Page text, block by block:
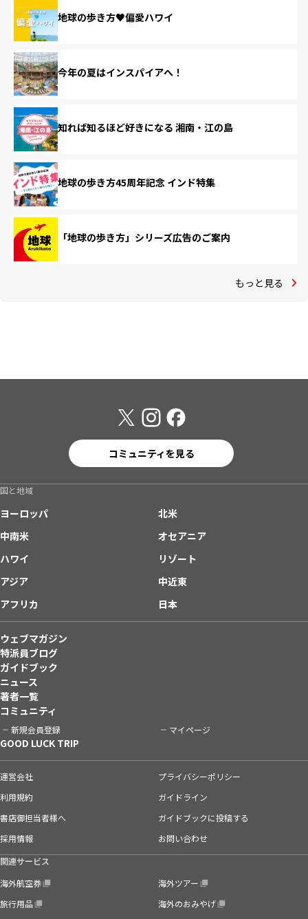
地球の歩き方♥偏愛ハワイ
今年の夏はインスパイアへ！
知れば知るほど好きになる 湘南・江の島
地球の歩き方45周年記念 インド特集
「地球の歩き方」シリーズ広告のご案内
もっと見る
コミュニティを見る
国と地域
ヨーロッパ
北米
中南米
オセアニア
ハワイ
リゾート
アジア
中近東
アフリカ
日本
ウェブマガジン
特派員ブログ
ガイドブック
ニュース
著者一覧
コミュニティ
新規会員登録 マイページ
GOOD LUCK TRIP
運営会社
プライバシーポリシー
利用規約
ガイドライン
書店御担当者様へ
ガイドブックに投稿する
採用情報
お問い合わせ
関連サービス
海外航空券
海外ツアー
旅行用品
海外のおみやげ